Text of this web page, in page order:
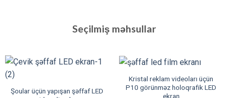
Seçilmiş məhsullar
Şoular üçün yapışan şəffaf LED
Kristal reklam videoları üçün
P10 görünməz holoqrafik LED
ekran